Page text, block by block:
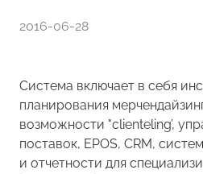
2016-06-28
Система включает в себя
планирования
возможности "clienteling’,
поставок, EPOS, CRM,
и отчетности для